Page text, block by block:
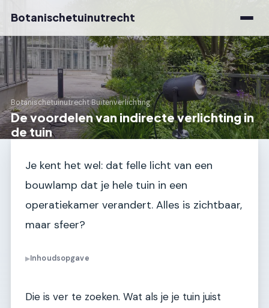
Botanischetuinutrecht
Botanischetuinutrecht›Buitenverlichting
De voordelen van indirecte verlichting in
de tuin
Je kent het wel: dat felle licht van een
bouwlamp dat je hele tuin in een
operatiekamer verandert. Alles is zichtbaar,
maar sfeer?
▶Inhoudsopgave
Die is ver te zoeken. Wat als je je tuin juist